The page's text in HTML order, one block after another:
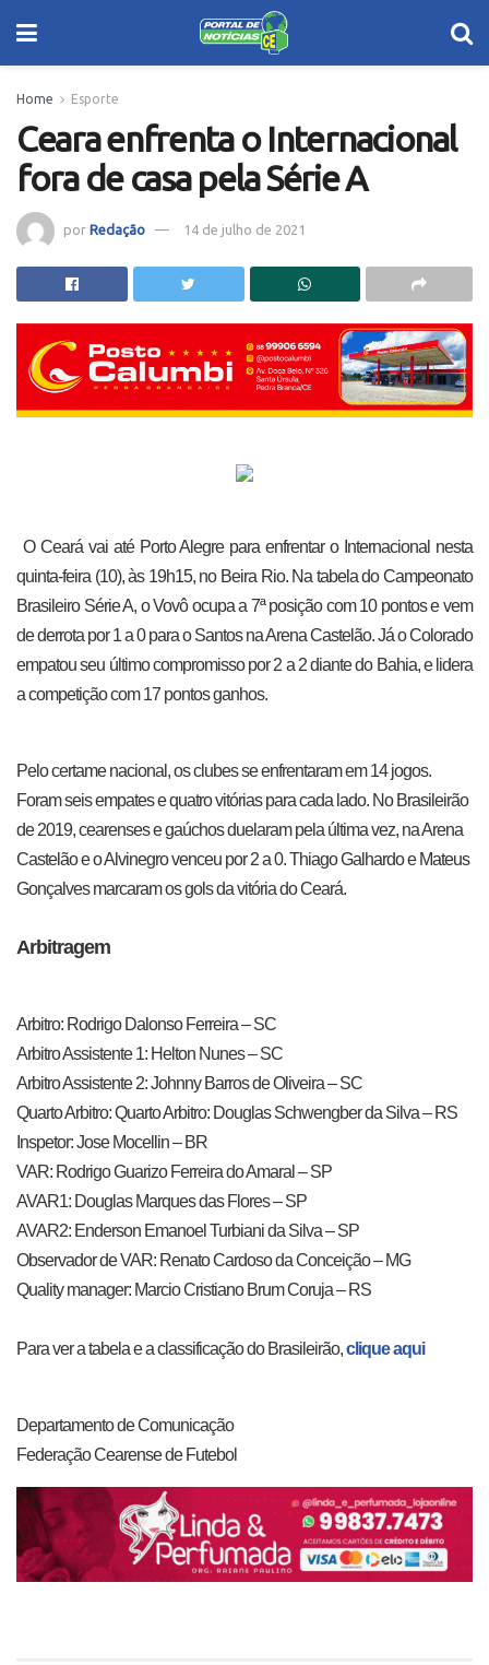
Home Esporte
Ceara enfrenta o Internacional
fora de casa pela Série A
por Redação 14 de julho de 2021
O Ceará vai até Porto Alegre para enfrentar o Internacional nesta
quinta-feira (10), às 19h15, no Beira Rio. Na tabela do Campeonato
Brasileiro Série A, o Vovô ocupa a 7ª posição com 10 pontos e vem
de derrota por 1 a 0 para o Santos na Arena Castelão. Já o Colorado
empatou seu último compromisso por 2 a 2 diante do Bahia, e lidera
a competição com 17 pontos ganhos.
Pelo certame nacional, os clubes se enfrentaram em 14 jogos.
Foram seis empates e quatro vitórias para cada lado. No Brasileirão
de 2019, cearenses e gaúchos duelaram pela última vez, na Arena
Castelão e o Alvinegro venceu por 2 a 0. Thiago Galhardo e Mateus
Gonçalves marcaram os gols da vitória do Ceará.
Arbitragem
Arbitro: Rodrigo Dalonso Ferreira – SC
Arbitro Assistente 1: Helton Nunes – SC
Arbitro Assistente 2: Johnny Barros de Oliveira – SC
Quarto Arbitro: Quarto Arbitro: Douglas Schwengber da Silva – RS
Inspetor: Jose Mocellin – BR
VAR: Rodrigo Guarizo Ferreira do Amaral – SP
AVAR1: Douglas Marques das Flores – SP
AVAR2: Enderson Emanoel Turbiani da Silva – SP
Observador de VAR: Renato Cardoso da Conceição – MG
Quality manager: Marcio Cristiano Brum Coruja – RS
Para ver a tabela e a classificação do Brasileirão,clique aqui
Departamento de Comunicação
Federação Cearense de Futebol